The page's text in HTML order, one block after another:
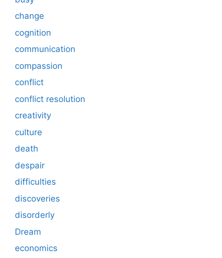
change
cognition
communication
compassion
conflict
conflict resolution
creativity
culture
death
despair
difficulties
discoveries
disorderly
Dream
economics